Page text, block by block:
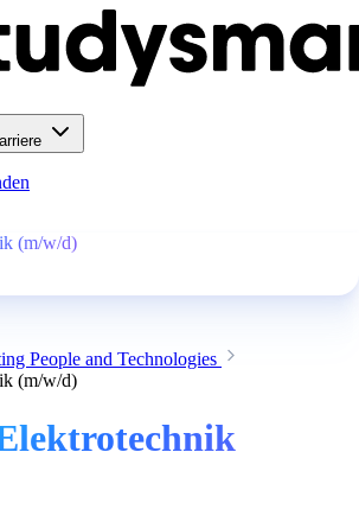
(m/w/d)
People and Technologies
(m/w/d)